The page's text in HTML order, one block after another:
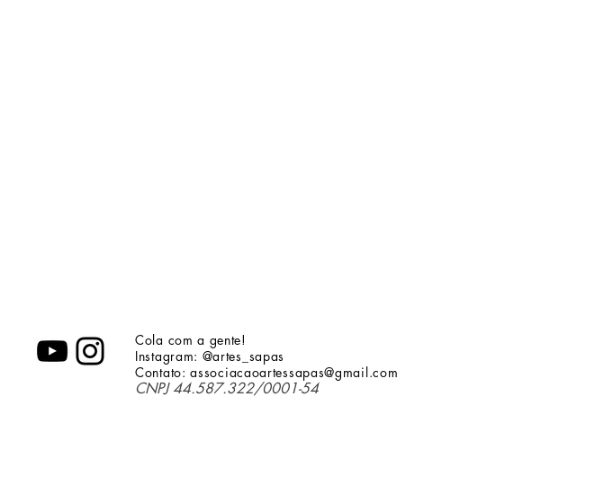
Cola com a gente!
Instagram: @artes_sapas
Contato:associacaoartessapas@gmail.com
CNPJ 44.587.322/0001-54